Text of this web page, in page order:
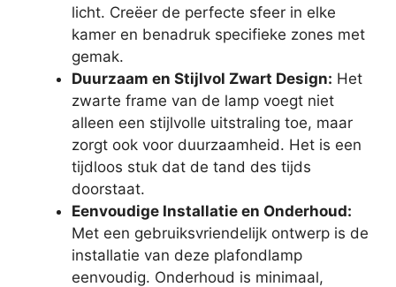
licht. Creëer de perfecte sfeer in elke
kamer en benadruk specifieke zones met
gemak.
Duurzaam en Stijlvol Zwart Design: Het
zwarte frame van de lamp voegt niet
alleen een stijlvolle uitstraling toe, maar
zorgt ook voor duurzaamheid. Het is een
tijdloos stuk dat de tand des tijds
doorstaat.
Eenvoudige Installatie en Onderhoud:
Met een gebruiksvriendelijk ontwerp is de
installatie van deze plafondlamp
eenvoudig. Onderhoud is minimaal,